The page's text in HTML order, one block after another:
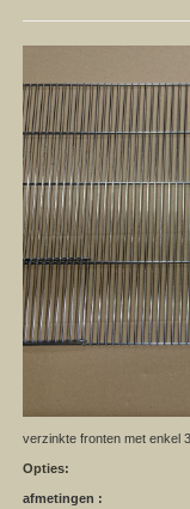
verzinkte fronten met enkel
Opties:
afmetingen :